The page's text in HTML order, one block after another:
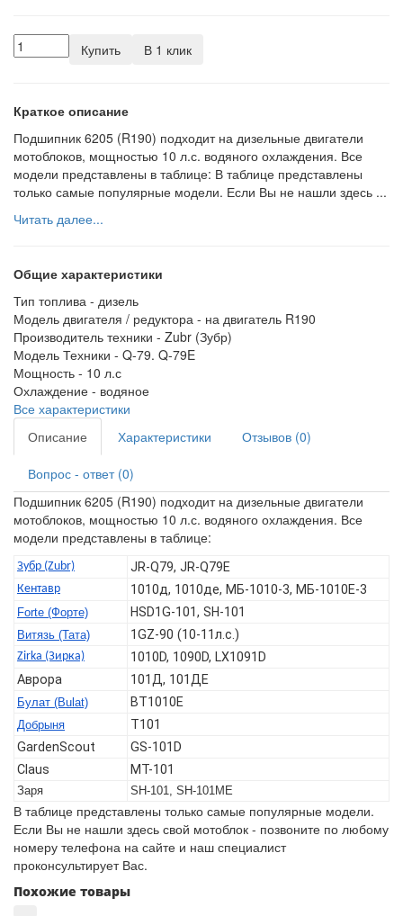
Купить В 1 клик
Краткое описание
Подшипник 6205 (R190) подходит на дизельные двигатели
мотоблоков, мощностью 10 л.с. водяного охлаждения. Все
модели представлены в таблице: В таблице представлены
только самые популярные модели. Если Вы не нашли здесь ...
Читать далее...
Общие характеристики
Тип топлива - дизель
Модель двигателя / редуктора - на двигатель R190
Производитель техники - Zubr (Зубр)
Модель Техники - Q-79. Q-79E
Мощность - 10 л.с
Охлаждение - водяное
Все характеристики
Описание
Характеристики Отзывов (0)
Вопрос - ответ (0)
Подшипник 6205 (R190) подходит на дизельные двигатели
мотоблоков, мощностью 10 л.с. водяного охлаждения. Все
модели представлены в таблице:
Зубр (Zubr) JR-Q79, JR-Q79E
Кентавр 1010д, 1010де, МБ-1010-3, МБ-1010Е-3
Forte (Форте) HSD1G-101, SH-101
Витязь (Тата) 1GZ-90 (10-11л.с.)
Zirka (Зирка)
1010D, 1090D, LX1091D
Аврора
101Д, 101ДЕ
Булат (Bulat) BT1010E
Добрыня
T101
GardenScout
GS-101D
Claus
MT-101
Заря SH-101, SH-101ME
В таблице представлены только самые популярные модели.
Если Вы не нашли здесь свой мотоблок - позвоните по любому
номеру телефона на сайте и наш специалист
проконсультирует Вас.
Похожие товары